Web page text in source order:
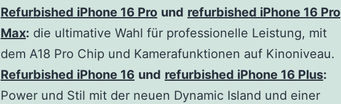
Refurbished iPhone 16 Pro und refurbished iPhone 16 Pro
Max: die ultimative Wahl für professionelle Leistung, mit
dem A18 Pro Chip und Kamerafunktionen auf Kinoniveau.
Refurbished iPhone 16 und refurbished iPhone 16 Plus:
Power und Stil mit der neuen Dynamic Island und einer